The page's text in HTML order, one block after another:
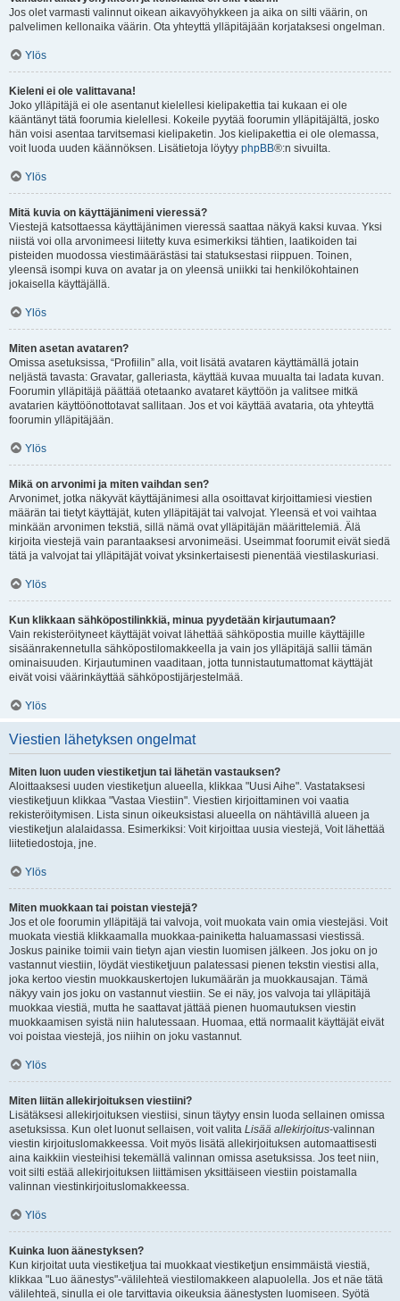
Jos olet varmasti valinnut oikean aikavyöhykkeen ja aika on silti väärin, on
palvelimen kellonaika väärin. Ota yhteyttä ylläpitäjään korjataksesi ongelman.
Ylös
Kieleni ei ole valittavana!
Joko ylläpitäjä ei ole asentanut kielellesi kielipakettia tai kukaan ei ole
kääntänyt tätä foorumia kielellesi. Kokeile pyytää foorumin ylläpitäjältä, josko
hän voisi asentaa tarvitsemasi kielipaketin. Jos kielipakettia ei ole olemassa,
voit luoda uuden käännöksen. Lisätietoja löytyy phpBB®:n sivuilta.
Ylös
Mitä kuvia on käyttäjänimeni vieressä?
Viestejä katsottaessa käyttäjänimen vieressä saattaa näkyä kaksi kuvaa. Yksi
niistä voi olla arvonimeesi liitetty kuva esimerkiksi tähtien, laatikoiden tai
pisteiden muodossa viestimäärästäsi tai statuksestasi riippuen. Toinen,
yleensä isompi kuva on avatar ja on yleensä uniikki tai henkilökohtainen
jokaisella käyttäjällä.
Ylös
Miten asetan avataren?
Omissa asetuksissa, “Profiilin” alla, voit lisätä avataren käyttämällä jotain
neljästä tavasta: Gravatar, galleriasta, käyttää kuvaa muualta tai ladata kuvan.
Foorumin ylläpitäjä päättää otetaanko avataret käyttöön ja valitsee mitkä
avatarien käyttöönottotavat sallitaan. Jos et voi käyttää avataria, ota yhteyttä
foorumin ylläpitäjään.
Ylös
Mikä on arvonimi ja miten vaihdan sen?
Arvonimet, jotka näkyvät käyttäjänimesi alla osoittavat kirjoittamiesi viestien
määrän tai tietyt käyttäjät, kuten ylläpitäjät tai valvojat. Yleensä et voi vaihtaa
minkään arvonimen tekstiä, sillä nämä ovat ylläpitäjän määrittelemiä. Älä
kirjoita viestejä vain parantaaksesi arvonimeäsi. Useimmat foorumit eivät siedä
tätä ja valvojat tai ylläpitäjät voivat yksinkertaisesti pienentää viestilaskuriasi.
Ylös
Kun klikkaan sähköpostilinkkiä, minua pyydetään kirjautumaan?
Vain rekisteröityneet käyttäjät voivat lähettää sähköpostia muille käyttäjille
sisäänrakennetulla sähköpostilomakkeella ja vain jos ylläpitäjä sallii tämän
ominaisuuden. Kirjautuminen vaaditaan, jotta tunnistautumattomat käyttäjät
eivät voisi väärinkäyttää sähköpostijärjestelmää.
Ylös
Viestien lähetyksen ongelmat
Miten luon uuden viestiketjun tai lähetän vastauksen?
Aloittaaksesi uuden viestiketjun alueella, klikkaa "Uusi Aihe". Vastataksesi
viestiketjuun klikkaa "Vastaa Viestiin". Viestien kirjoittaminen voi vaatia
rekisteröitymisen. Lista sinun oikeuksistasi alueella on nähtävillä alueen ja
viestiketjun alalaidassa. Esimerkiksi: Voit kirjoittaa uusia viestejä, Voit lähettää
liitetiedostoja, jne.
Ylös
Miten muokkaan tai poistan viestejä?
Jos et ole foorumin ylläpitäjä tai valvoja, voit muokata vain omia viestejäsi. Voit
muokata viestiä klikkaamalla muokkaa-painiketta haluamassasi viestissä.
Joskus painike toimii vain tietyn ajan viestin luomisen jälkeen. Jos joku on jo
vastannut viestiin, löydät viestiketjuun palatessasi pienen tekstin viestisi alla,
joka kertoo viestin muokkauskertojen lukumäärän ja muokkausajan. Tämä
näkyy vain jos joku on vastannut viestiin. Se ei näy, jos valvoja tai ylläpitäjä
muokkaa viestiä, mutta he saattavat jättää pienen huomautuksen viestin
muokkaamisen syistä niin halutessaan. Huomaa, että normaalit käyttäjät eivät
voi poistaa viestejä, jos niihin on joku vastannut.
Ylös
Miten liitän allekirjoituksen viestiini?
Lisätäksesi allekirjoituksen viestiisi, sinun täytyy ensin luoda sellainen omissa
asetuksissa. Kun olet luonut sellaisen, voit valita Lisää allekirjoitus-valinnan
viestin kirjoituslomakkeessa. Voit myös lisätä allekirjoituksen automaattisesti
aina kaikkiin viesteihisi tekemällä valinnan omissa asetuksissa. Jos teet niin,
voit silti estää allekirjoituksen liittämisen yksittäiseen viestiin poistamalla
valinnan viestinkirjoituslomakkeessa.
Ylös
Kuinka luon äänestyksen?
Kun kirjoitat uuta viestiketjua tai muokkaat viestiketjun ensimmäistä viestiä,
klikkaa "Luo äänestys"-välilehteä viestilomakkeen alapuolella. Jos et näe tätä
välilehteä, sinulla ei ole tarvittavia oikeuksia äänestysten luomiseen. Syötä